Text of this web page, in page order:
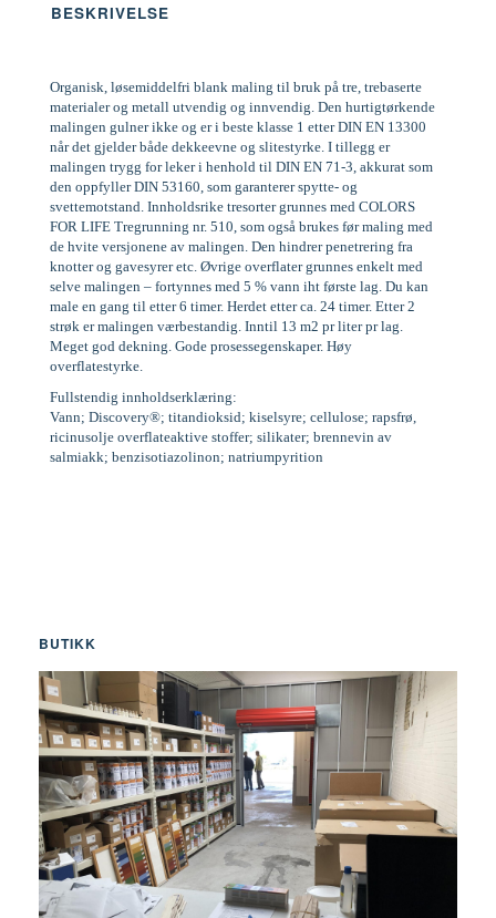
BESKRIVELSE
Organisk, løsemiddelfri blank maling til bruk på tre, trebaserte
materialer og metall utvendig og innvendig. Den hurtigtørkende
malingen gulner ikke og er i beste klasse 1 etter DIN EN 13300
når det gjelder både dekkeevne og slitestyrke. I tillegg er
malingen trygg for leker i henhold til DIN EN 71-3, akkurat som
den oppfyller DIN 53160, som garanterer spytte- og
svettemotstand. Innholdsrike tresorter grunnes med COLORS
FOR LIFE Tregrunning nr. 510, som også brukes før maling med
de hvite versjonene av malingen. Den hindrer penetrering fra
knotter og gavesyrer etc. Øvrige overflater grunnes enkelt med
selve malingen – fortynnes med 5 % vann iht første lag. Du kan
male en gang til etter 6 timer. Herdet etter ca. 24 timer. Etter 2
strøk er malingen værbestandig. Inntil 13 m2 pr liter pr lag.
Meget god dekning. Gode prosessegenskaper. Høy
overflatestyrke.
Fullstendig innholdserklæring:
Vann; Discovery®; titandioksid; kiselsyre; cellulose; rapsfrø,
ricinusolje overflateaktive stoffer; silikater; brennevin av
salmiakk; benzisotiazolinon; natriumpyrition
BUTIKK